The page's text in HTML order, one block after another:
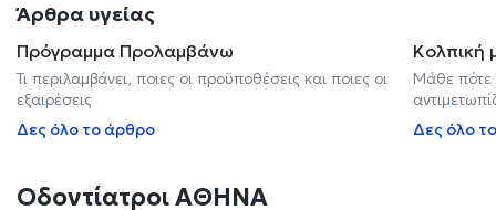
Άρθρα υγείας
Πρόγραμμα Προλαμβάνω
Τι περιλαμβάνει, ποιες οι προϋποθέσεις και ποιες οι
εξαιρέσεις
Δες όλο το άρθρο
Κολπική
Μάθε πότε
Δες όλο
Οδοντίατροι ΑΘΗΝΑ